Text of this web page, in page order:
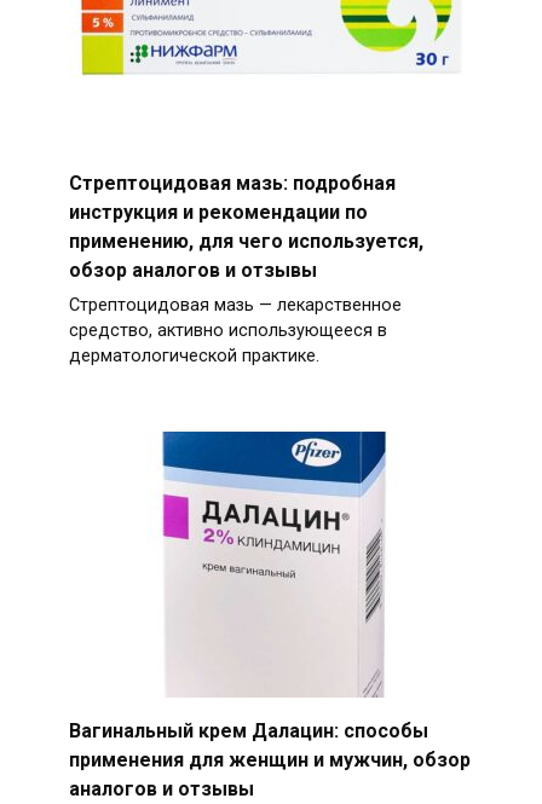
Стрептоцидовая мазь: подробная
инструкция и рекомендации по
применению, для чего используется,
обзор аналогов и отзывы
Стрептоцидовая мазь — лекарственное
средство, активно использующееся в
дерматологической практике.
Вагинальный крем Далацин: способы
применения для женщин и мужчин, обзор
аналогов и отзывы